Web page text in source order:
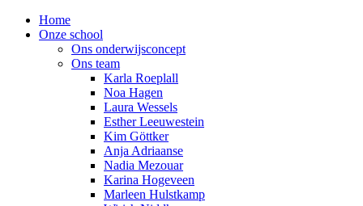
Home
Onze school
Ons onderwijsconcept
Ons team
Karla Roeplall
Noa Hagen
Laura Wessels
Esther Leeuwestein
Kim Göttker
Anja Adriaanse
Nadia Mezouar
Karina Hogeveen
Marleen Hulstkamp